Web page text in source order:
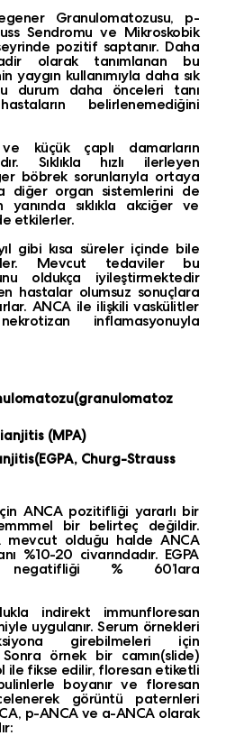
Granulomatozusu, p-
Sendromu ve Mikroskobik
pozitif saptanır. Daha
olarak tanımlanan bu
yaygın kullanımıyla daha sık
durum daha önceleri tanı
belirlenemediğini
küçük çaplı damarların
Sıklıkla hızlı ilerleyen
böbrek sorunlarıyla ortaya
diğer organ sistemlerini de
sıklıkla akciğer ve
etkilerler.
gibi kısa süreler içinde bile
Mevcut tedaviler bu
oldukça iyileştirmektedir
hastalar olumsuz sonuçlara
ANCA ile ilişkili vaskülitler
inflamasyonuyla
(MPA)
Churg-Strauss
için ANCA pozitifliği yararlı bir
bir belirteç değildir.
mevcut olduğu halde ANCA
%10-20 civarındadır. EGPA
negatifliği % 60’lara
indirekt immunfloresan
uygulanır. Serum örnekleri
girebilmeleri için
Sonra örnek bir camın(slide)
ile fikse edilir, floresan etiketli
boyanır ve floresan
görüntü paternleri
p-ANCA ve a-ANCA olarak